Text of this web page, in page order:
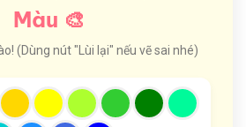
Màu 🎨
(Dùng nút "Lùi lại" nếu vẽ sai nhé)